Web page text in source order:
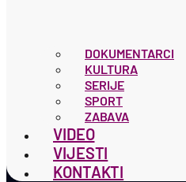
DOKUMENTARCI
KULTURA
SERIJE
SPORT
ZABAVA
VIDEO
VIJESTI
KONTAKTI